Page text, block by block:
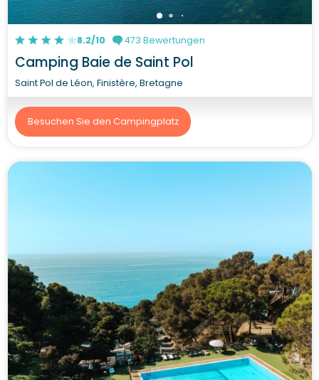
8.2/10 473 Bewertungen
Camping Baie de Saint Pol
Saint Pol de Léon, Finistère, Bretagne
Besuchen Sie den Campingplatz